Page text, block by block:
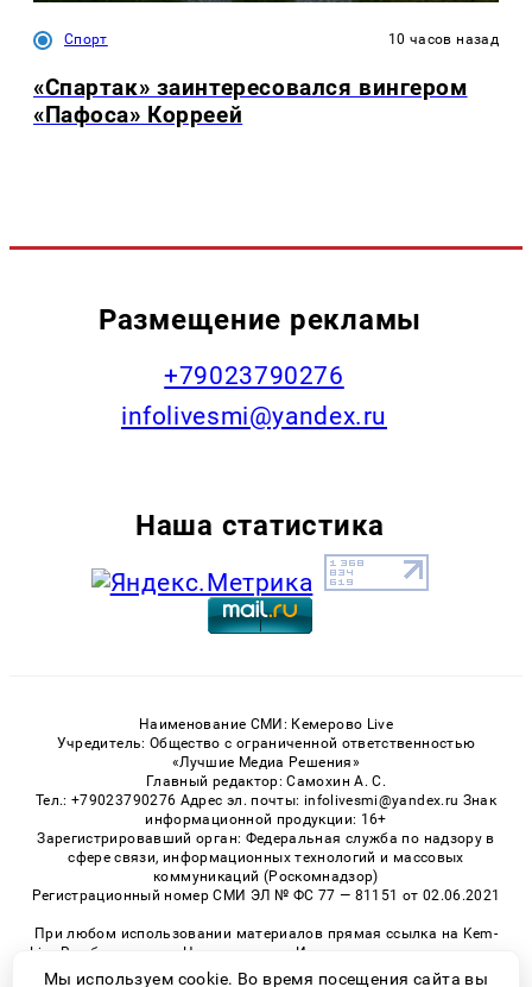
Спорт 10 часов назад
«Спартак» заинтересовался вингером
«Пафоса» Корреей
Размещение рекламы
+79023790276
infolivesmi@yandex.ru
Наша статистика
Наименование СМИ: Кемерово Live
Учредитель: Общество с ограниченной ответственностью
«Лучшие Медиа Решения»
Главный редактор: Самохин А. С.
Тел.: +79023790276 Адрес эл. почты: infolivesmi@yandex.ru Знак
информационной продукции: 16+
Зарегистрировавший орган: Федеральная служба по надзору в
сфере связи, информационных технологий и массовых
коммуникаций (Роскомнадзор)
Регистрационный номер СМИ ЭЛ № ФС 77 — 81151 от 02.06.2021
При любом использовании материалов прямая ссылка на Kem-
Live.Ru обязательна. Цитирование в Интернете возможно только
при наличии письменного разрешения.
Мы используем cookie. Во время посещения сайта вы